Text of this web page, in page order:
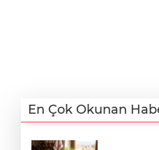
En Çok Okunan